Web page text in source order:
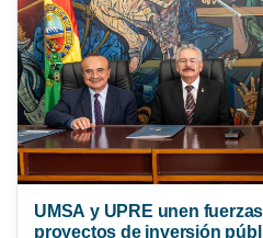
UMSA y UPRE unen
proyectos de inversión